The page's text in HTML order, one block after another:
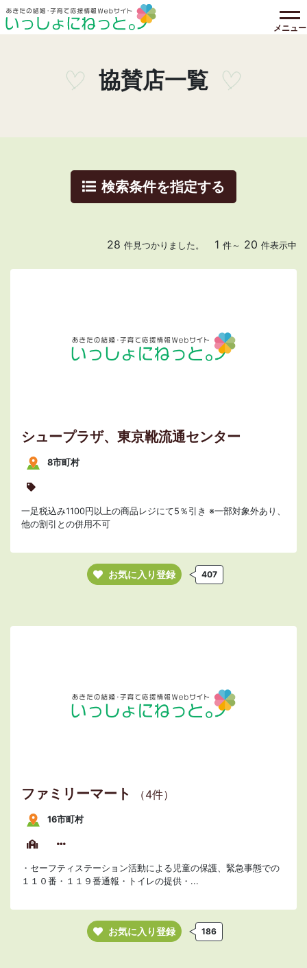
メニュー
協賛店一覧
検索条件を指定する
28 件見つかりました。 1 件～ 20 件表示中
シュープラザ、東京靴流通センター
8市町村
一足税込み1100円以上の商品レジにて5％引き ※一部対象外あり、
他の割引との併用不可
お気に入り登録 407
ファミリーマート （4件）
16市町村
・セーフティステーション活動による児童の保護、緊急事態での
１１０番・１１９番通報・トイレの提供・...
お気に入り登録 186